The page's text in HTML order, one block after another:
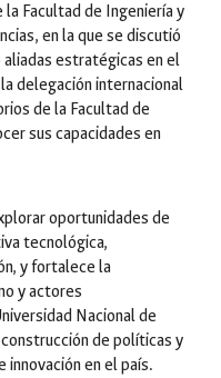
Facultad de Ingeniería y
en la que se discutió
estratégicas en el
delegación internacional
de la Facultad de
sus capacidades en
oportunidades de
tecnológica,
y fortalece la
y actores
Nacional de
de políticas y
innovación en el país.